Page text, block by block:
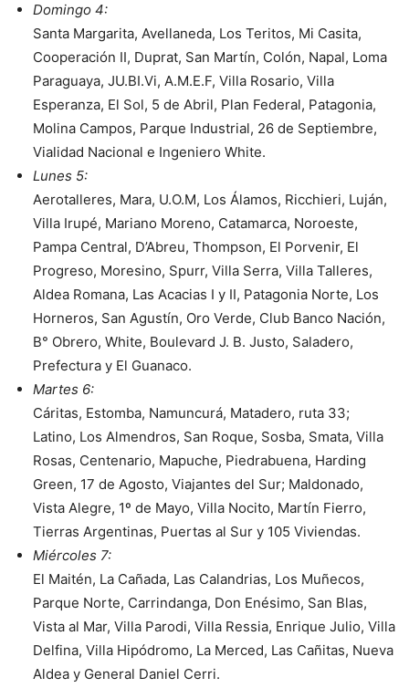
Domingo 4:
Santa Margarita, Avellaneda, Los Teritos, Mi Casita,
Cooperación II, Duprat, San Martín, Colón, Napal, Loma
Paraguaya, JU.BI.Vi, A.M.E.F, Villa Rosario, Villa
Esperanza, El Sol, 5 de Abril, Plan Federal, Patagonia,
Molina Campos, Parque Industrial, 26 de Septiembre,
Vialidad Nacional e Ingeniero White.
Lunes 5:
Aerotalleres, Mara, U.O.M, Los Álamos, Ricchieri, Luján,
Villa Irupé, Mariano Moreno, Catamarca, Noroeste,
Pampa Central, D’Abreu, Thompson, El Porvenir, El
Progreso, Moresino, Spurr, Villa Serra, Villa Talleres,
Aldea Romana, Las Acacias I y II, Patagonia Norte, Los
Horneros, San Agustín, Oro Verde, Club Banco Nación,
B° Obrero, White, Boulevard J. B. Justo, Saladero,
Prefectura y El Guanaco.
Martes 6:
Cáritas, Estomba, Namuncurá, Matadero, ruta 33;
Latino, Los Almendros, San Roque, Sosba, Smata, Villa
Rosas, Centenario, Mapuche, Piedrabuena, Harding
Green, 17 de Agosto, Viajantes del Sur; Maldonado,
Vista Alegre, 1º de Mayo, Villa Nocito, Martín Fierro,
Tierras Argentinas, Puertas al Sur y 105 Viviendas.
Miércoles 7:
El Maitén, La Cañada, Las Calandrias, Los Muñecos,
Parque Norte, Carrindanga, Don Enésimo, San Blas,
Vista al Mar, Villa Parodi, Villa Ressia, Enrique Julio, Villa
Delfina, Villa Hipódromo, La Merced, Las Cañitas, Nueva
Aldea y General Daniel Cerri.